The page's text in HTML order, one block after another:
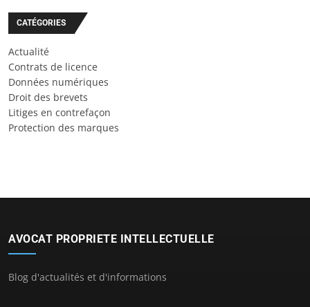
CATÉGORIES
Actualité
Contrats de licence
Données numériques
Droit des brevets
Litiges en contrefaçon
Protection des marques
AVOCAT PROPRIETE INTELLECTUELLE
Blog d'actualités et d'informations